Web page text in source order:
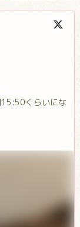
15:50くらいにな